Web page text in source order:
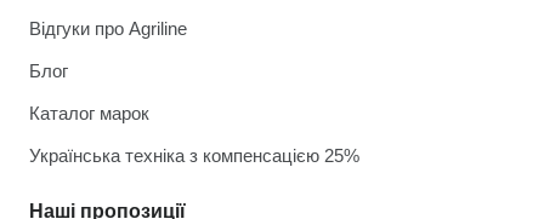
Відгуки про Agriline
Блог
Каталог марок
Українська техніка з компенсацією 25%
Наші пропозиції